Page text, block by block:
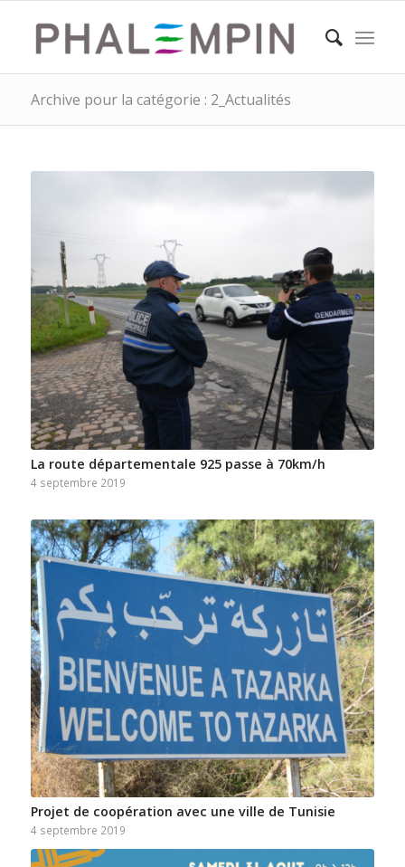
Archive pour la catégorie : 2_Actualités
La route départementale 925 passe à 70km/h
4 septembre 2019
Projet de coopération avec une ville de Tunisie
4 septembre 2019